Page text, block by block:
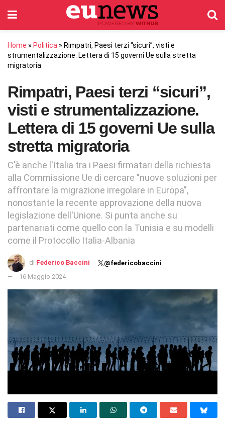
Home » Politica » Rimpatri, Paesi terzi “sicuri”, visti e
strumentalizzazione. Lettera di 15 governi Ue sulla stretta
migratoria
Rimpatri, Paesi terzi “sicuri”,
visti e strumentalizzazione.
Lettera di 15 governi Ue sulla
stretta migratoria
C'è anche l'Italia tra i Paesi firmatari della richiesta
alla Commissione Ue di cercare "nuove soluzioni per
affrontare la migrazione irregolare in Europa",
nonostante la recente approvazione della nuova
legislazione dell'Unione. Si punta anche su
partenariati come quello con la Tunisia e su modelli
come il Protocollo Italia-Albania
di Federico Baccini
@federicobaccini
16 Maggio 2024